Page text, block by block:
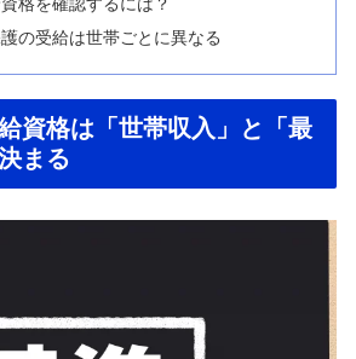
格を確認するには？
の受給は世帯ごとに異なる
資格は「世帯収入」と「最
まる